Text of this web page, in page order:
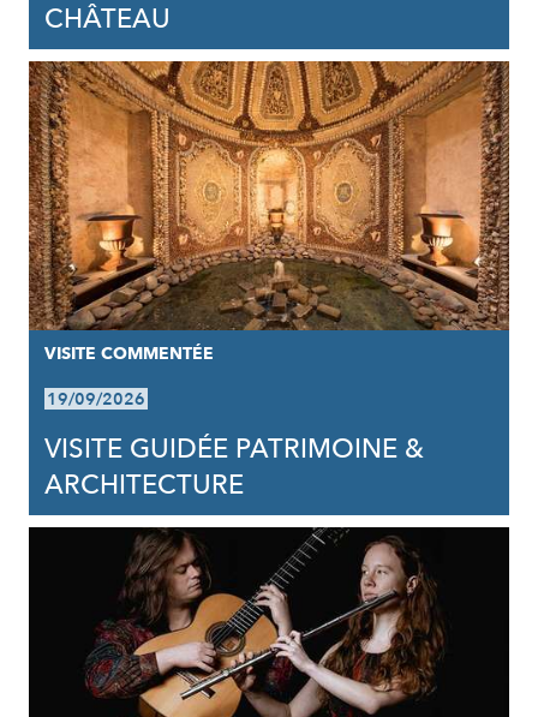
CHÂTEAU
VISITE COMMENTÉE
19/09/2026
VISITE GUIDÉE PATRIMOINE &
ARCHITECTURE